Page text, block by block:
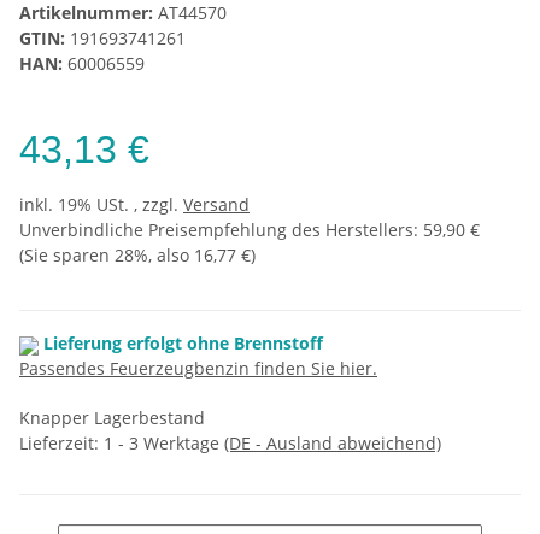
Artikelnummer: AT44570
GTIN: 191693741261
HAN: 60006559
43,13 €
inkl. 19% USt. , zzgl. Versand
Unverbindliche Preisempfehlung des Herstellers: 59,90 €
(Sie sparen 28%, also 16,77 €)
Lieferung erfolgt ohne Brennstoff
Passendes Feuerzeugbenzin finden Sie hier.
Knapper Lagerbestand
Lieferzeit: 1 - 3 Werktage (DE - Ausland abweichend)